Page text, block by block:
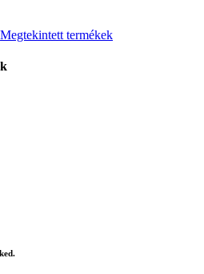
Megtekintett termékek